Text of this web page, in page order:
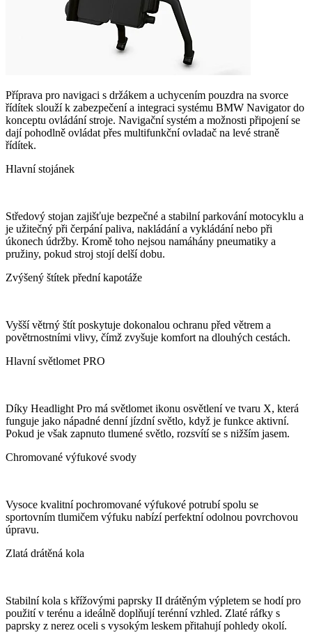
Příprava pro navigaci s držákem a uchycením pouzdra na svorce
řídítek slouží k zabezpečení a integraci systému BMW Navigator do
konceptu ovládání stroje. Navigační systém a možnosti připojení se
dají pohodlně ovládat přes multifunkční ovladač na levé straně
řídítek.
Hlavní stojánek
Středový stojan zajišťuje bezpečné a stabilní parkování motocyklu a
je užitečný při čerpání paliva, nakládání a vykládání nebo při
úkonech údržby. Kromě toho nejsou namáhány pneumatiky a
pružiny, pokud stroj stojí delší dobu.
Zvýšený štítek přední kapotáže
Vyšší větrný štít poskytuje dokonalou ochranu před větrem a
povětrnostními vlivy, čímž zvyšuje komfort na dlouhých cestách.
Hlavní světlomet PRO
Díky Headlight Pro má světlomet ikonu osvětlení ve tvaru X, která
funguje jako nápadné denní jízdní světlo, když je funkce aktivní.
Pokud je však zapnuto tlumené světlo, rozsvítí se s nižším jasem.
Chromované výfukové svody
Vysoce kvalitní pochromované výfukové potrubí spolu se
sportovním tlumičem výfuku nabízí perfektní odolnou povrchovou
úpravu.
Zlatá drátěná kola
Stabilní kola s křížovými paprsky II drátěným výpletem se hodí pro
použití v terénu a ideálně doplňují terénní vzhled. Zlaté ráfky s
paprsky z nerez oceli s vysokým leskem přitahují pohledy okolí.